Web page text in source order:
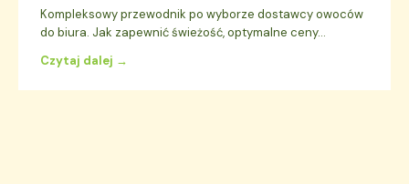
Kompleksowy przewodnik po wyborze dostawcy owoców
do biura. Jak zapewnić świeżość, optymalne ceny...
Czytaj dalej →